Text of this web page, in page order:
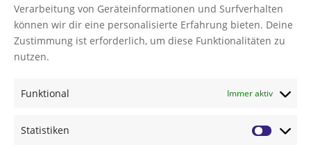
Verarbeitung von Geräteinformationen und Surfverhalten
können wir dir eine personalisierte Erfahrung bieten. Deine
Zustimmung ist erforderlich, um diese Funktionalitäten zu
nutzen.
Funktional Immer aktiv
Statistiken
Cookies verwalten
AGB
Impressum
NEWS
TI-Messenger Modellregion Würzburg: Innovation für
das Gesundheitswesen